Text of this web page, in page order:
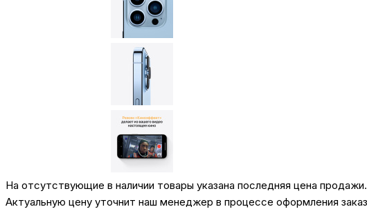
На отсутствующие в наличии товары указана последняя цена продажи.
Актуальную цену уточнит наш менеджер в процессе оформления